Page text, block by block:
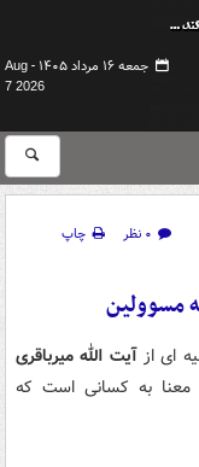
جمعه ۱۶ مرداد ۱۴۰۵ -
Aug
7 2026
۰ نظر
چاپ
مسوولین
ای از آیت الله میرباقری
معنا به کسانی است که